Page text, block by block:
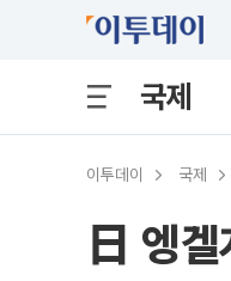
국제
이투데이 국제
日 엥